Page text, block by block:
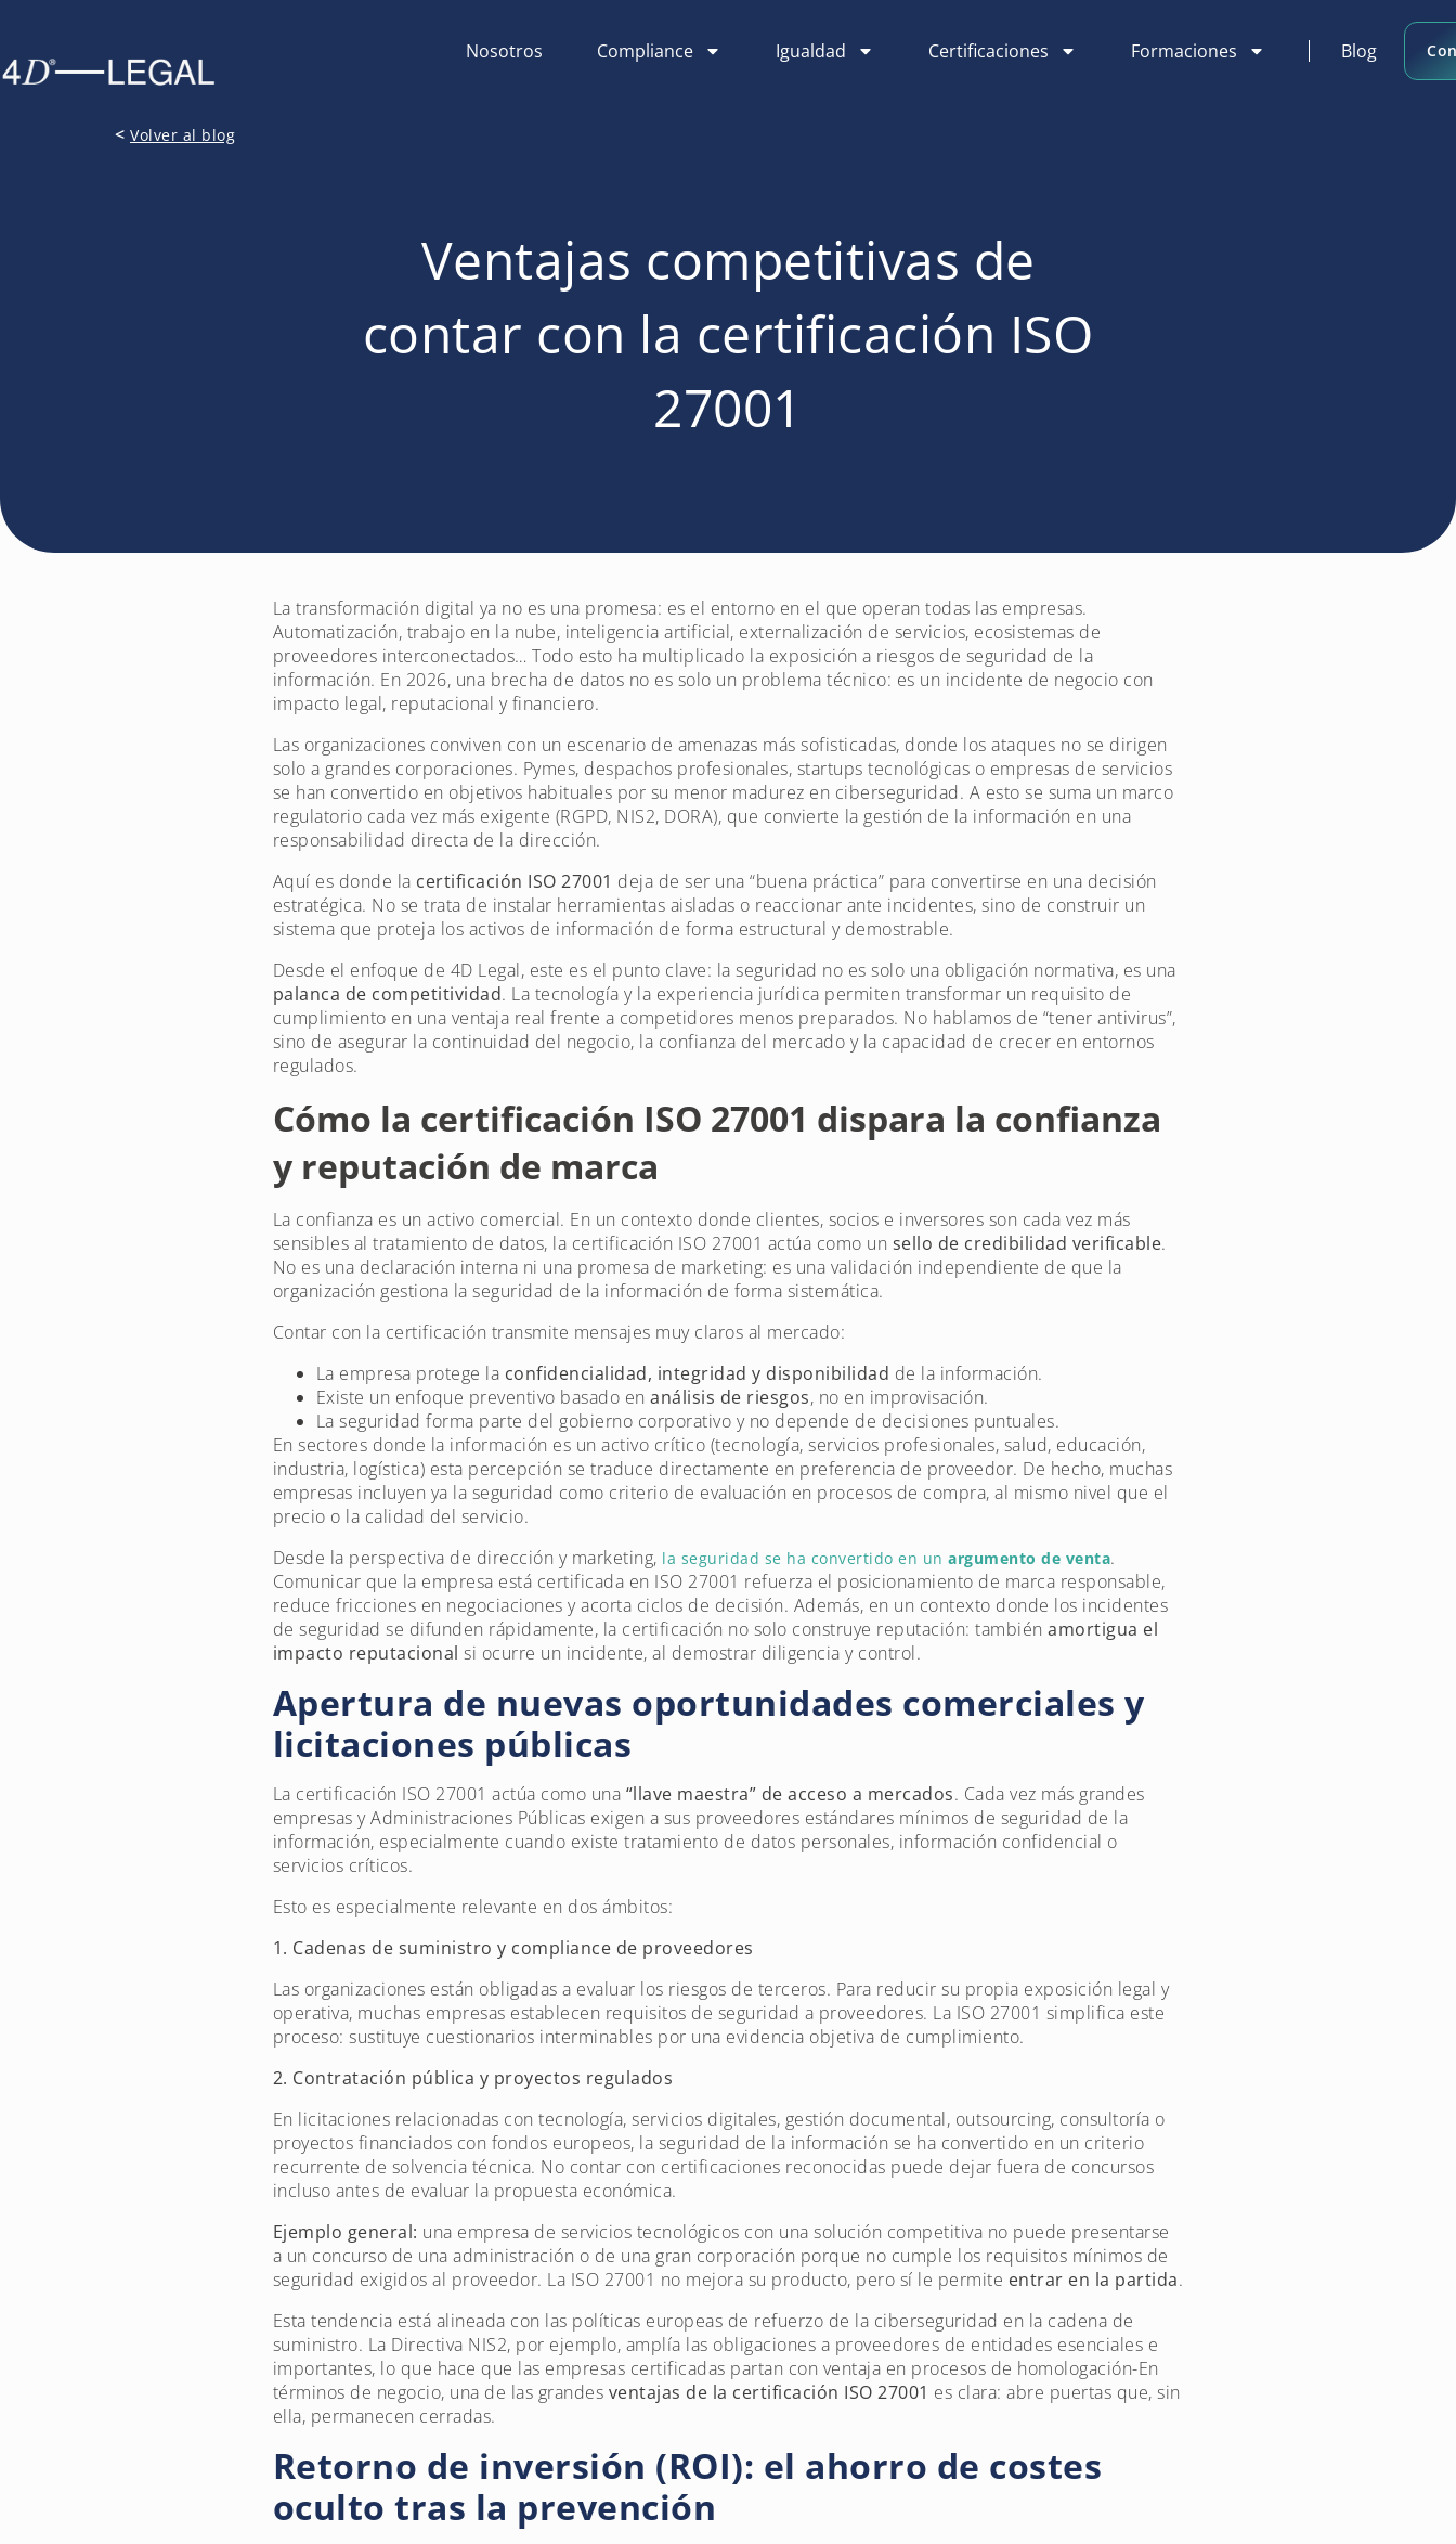
Nosotros Compliance Igualdad Certificaciones Formaciones Blog
< Volver al blog
Ventajas competitivas de
contar con la certificación ISO
27001
La transformación digital ya no es una promesa: es el entorno en el que operan todas las empresas.
Automatización, trabajo en la nube, inteligencia artificial, externalización de servicios, ecosistemas de
proveedores interconectados… Todo esto ha multiplicado la exposición a riesgos de seguridad de la
información. En 2026, una brecha de datos no es solo un problema técnico: es un incidente de negocio con
impacto legal, reputacional y financiero.
Las organizaciones conviven con un escenario de amenazas más sofisticadas, donde los ataques no se dirigen
solo a grandes corporaciones. Pymes, despachos profesionales, startups tecnológicas o empresas de servicios
se han convertido en objetivos habituales por su menor madurez en ciberseguridad. A esto se suma un marco
regulatorio cada vez más exigente (RGPD, NIS2, DORA), que convierte la gestión de la información en una
responsabilidad directa de la dirección.
Aquí es donde la certificación ISO 27001 deja de ser una “buena práctica” para convertirse en una decisión
estratégica. No se trata de instalar herramientas aisladas o reaccionar ante incidentes, sino de construir un
sistema que proteja los activos de información de forma estructural y demostrable.
Desde el enfoque de 4D Legal, este es el punto clave: la seguridad no es solo una obligación normativa, es una
palanca de competitividad. La tecnología y la experiencia jurídica permiten transformar un requisito de
cumplimiento en una ventaja real frente a competidores menos preparados. No hablamos de “tener antivirus”,
sino de asegurar la continuidad del negocio, la confianza del mercado y la capacidad de crecer en entornos
regulados.
Cómo la certificación ISO 27001 dispara la confianza
y reputación de marca
La confianza es un activo comercial. En un contexto donde clientes, socios e inversores son cada vez más
sensibles al tratamiento de datos, la certificación ISO 27001 actúa como un sello de credibilidad verificable.
No es una declaración interna ni una promesa de marketing: es una validación independiente de que la
organización gestiona la seguridad de la información de forma sistemática.
Contar con la certificación transmite mensajes muy claros al mercado:
La empresa protege la confidencialidad, integridad y disponibilidad de la información.
Existe un enfoque preventivo basado enanálisis de riesgos, no en improvisación.
La seguridad forma parte del gobierno corporativo y no depende de decisiones puntuales.
En sectores donde la información es un activo crítico (tecnología, servicios profesionales, salud, educación,
industria, logística) esta percepción se traduce directamente en preferencia de proveedor. De hecho, muchas
empresas incluyen ya la seguridad como criterio de evaluación en procesos de compra, al mismo nivel que el
precio o la calidad del servicio.
Desde la perspectiva de dirección y marketing, la seguridad se ha convertido en unargumento de venta.
Comunicar que la empresa está certificada en ISO 27001 refuerza el posicionamiento de marca responsable,
reduce fricciones en negociaciones y acorta ciclos de decisión. Además, en un contexto donde los incidentes
de seguridad se difunden rápidamente, la certificación no solo construye reputación: tambiénamortigua el
impacto reputacional si ocurre un incidente, al demostrar diligencia y control.
Apertura de nuevas oportunidades comerciales y
licitaciones públicas
La certificación ISO 27001 actúa como una “llave maestra” de acceso a mercados. Cada vez más grandes
empresas y Administraciones Públicas exigen a sus proveedores estándares mínimos de seguridad de la
información, especialmente cuando existe tratamiento de datos personales, información confidencial o
servicios críticos.
Esto es especialmente relevante en dos ámbitos:
1. Cadenas de suministro y compliance de proveedores
Las organizaciones están obligadas a evaluar los riesgos de terceros. Para reducir su propia exposición legal y
operativa, muchas empresas establecen requisitos de seguridad a proveedores. La ISO 27001 simplifica este
proceso: sustituye cuestionarios interminables por una evidencia objetiva de cumplimiento.
2. Contratación pública y proyectos regulados
En licitaciones relacionadas con tecnología, servicios digitales, gestión documental, outsourcing, consultoría o
proyectos financiados con fondos europeos, la seguridad de la información se ha convertido en un criterio
recurrente de solvencia técnica. No contar con certificaciones reconocidas puede dejar fuera de concursos
incluso antes de evaluar la propuesta económica.
Ejemplo general: una empresa de servicios tecnológicos con una solución competitiva no puede presentarse
a un concurso de una administración o de una gran corporación porque no cumple los requisitos mínimos de
seguridad exigidos al proveedor. La ISO 27001 no mejora su producto, pero sí le permite entrar en la partida.
Esta tendencia está alineada con las políticas europeas de refuerzo de la ciberseguridad en la cadena de
suministro. La Directiva NIS2, por ejemplo, amplía las obligaciones a proveedores de entidades esenciales e
importantes, lo que hace que las empresas certificadas partan con ventaja en procesos de homologación-En
términos de negocio, una de las grandes ventajas de la certificación ISO 27001 es clara: abre puertas que, sin
ella, permanecen cerradas.
Retorno de inversión (ROI): el ahorro de costes
oculto tras la prevención